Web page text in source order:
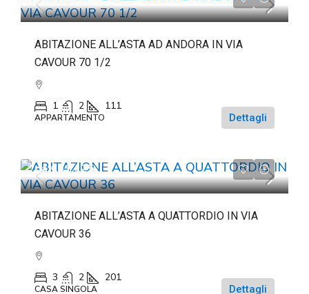
ABITAZIONE ALL’ASTA AD ANDORA IN VIA
CAVOUR 70 1/2
1 2 111
APPARTAMENTO Dettagli
da€91.125
ABITAZIONE ALL’ASTA A QUATTORDIO IN VIA
CAVOUR 36
3 2 201
CASA SINGOLA Dettagli